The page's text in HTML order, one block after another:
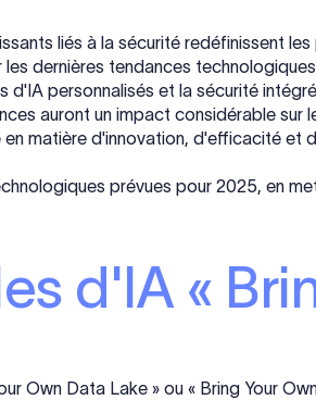
liés à la sécurité redéfinissent
dernières tendances
personnalisés et la sécurité
auront un impact considérable sur
matière d'innovation, d'efficacité et
prévues pour 2025, en
d'IA «
Own Data Lake » ou « Bring Your